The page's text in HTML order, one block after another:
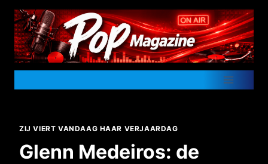
Doorgaan
naar
inhoud
ZIJ VIERT VANDAAG HAAR VERJAARDAG
Glenn Medeiros: de